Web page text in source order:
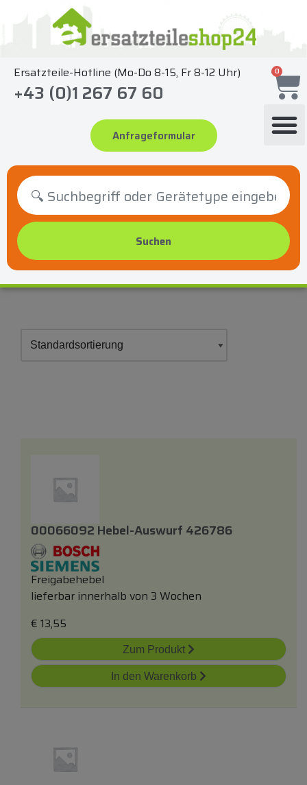
springen
Ersatzteile-Hotline (Mo-Do 8-15, Fr 8-12 Uhr)
+43 (0)1 267 67 60
Anfrageformular
0
00066092 Hebel-Auswurf 426786
Freigabehebel
lieferbar innerhalb von 3 Wochen
€ 13,55
Zum Produkt
In den Warenkorb